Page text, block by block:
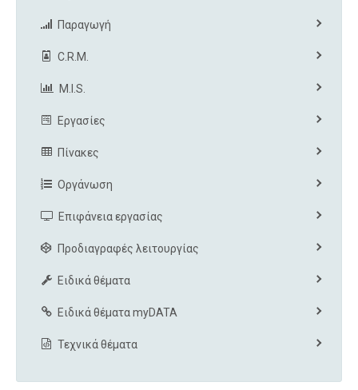
Παραγωγή
C.R.M.
M.I.S.
Εργασίες
Πίνακες
Οργάνωση
Επιφάνεια εργασίας
Προδιαγραφές λειτουργίας
Ειδικά θέματα
Ειδικά θέματα myDATA
Τεχνικά θέματα